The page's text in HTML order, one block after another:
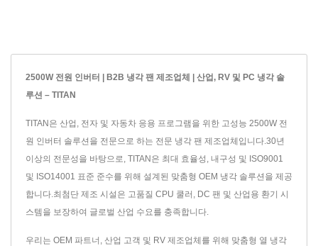
2500W 전원 인버터 | B2B 냉각 팬 제조업체 | 산업, RV 및 PC 냉각 솔
루션 – TITAN
TITAN은 산업, 전자 및 자동차 응용 프로그램을 위한 고성능 2500W 전
원 인버터 솔루션을 전문으로 하는 전문 냉각 팬 제조업체입니다.30년
이상의 전문성을 바탕으로, TITAN은 최대 효율성, 내구성 및 ISO9001
및 ISO14001 표준 준수를 위해 설계된 맞춤형 OEM 냉각 솔루션을 제공
합니다.최첨단 제조 시설은 고품질 CPU 쿨러, DC 팬 및 산업용 환기 시
스템을 보장하여 글로벌 산업 수요를 충족합니다.
우리는 OEM 파트너, 산업 고객 및 RV 제조업체를 위해 맞춤형 열 냉각